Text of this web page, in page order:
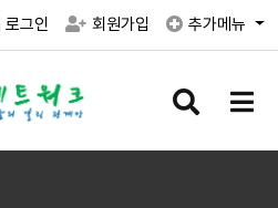
로그인 회원가입 추가메뉴
검
버
메
버